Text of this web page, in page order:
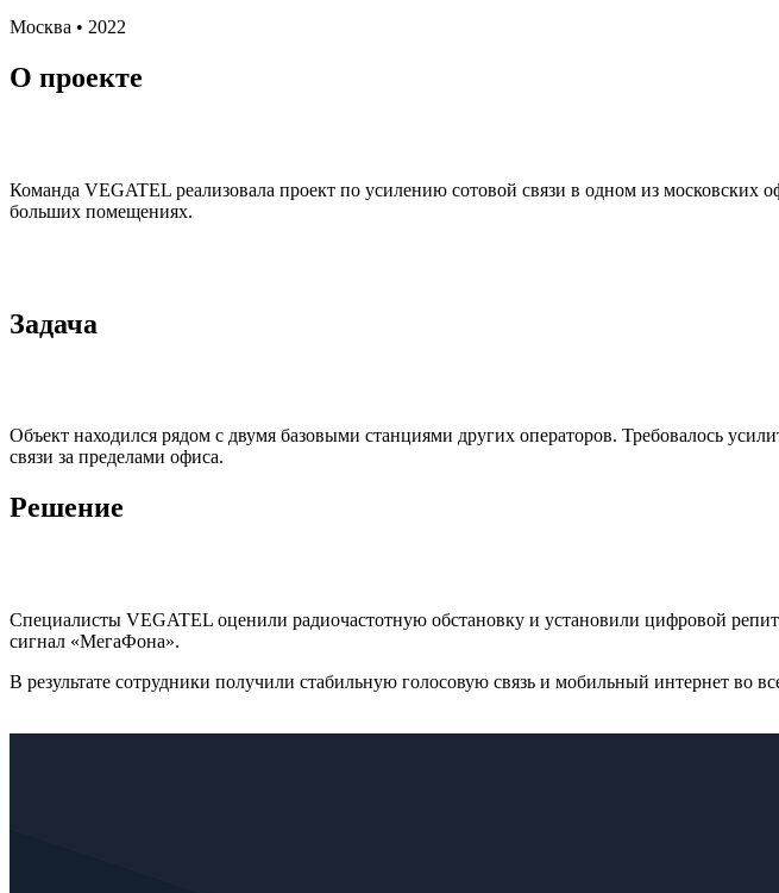
Москва • 2022
О проекте
Команда VEGATEL реализовала проект по усилению сотовой связи в одном из
больших помещениях.
Задача
Объект находился рядом с двумя базовыми станциями других операторов. Требовалось
связи за пределами офиса.
Решение
Специалисты VEGATEL оценили радиочастотную обстановку и установили цифровой
сигнал «МегаФона».
В результате сотрудники получили стабильную голосовую связь и мобильный интернет во